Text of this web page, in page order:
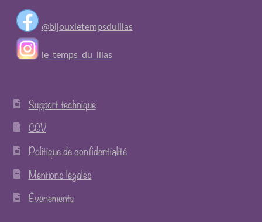
@bijouxletempsdulilas
le_temps_du_lilas
Support technique
CGV
Politique de confidentialité
Mentions légales
Événements